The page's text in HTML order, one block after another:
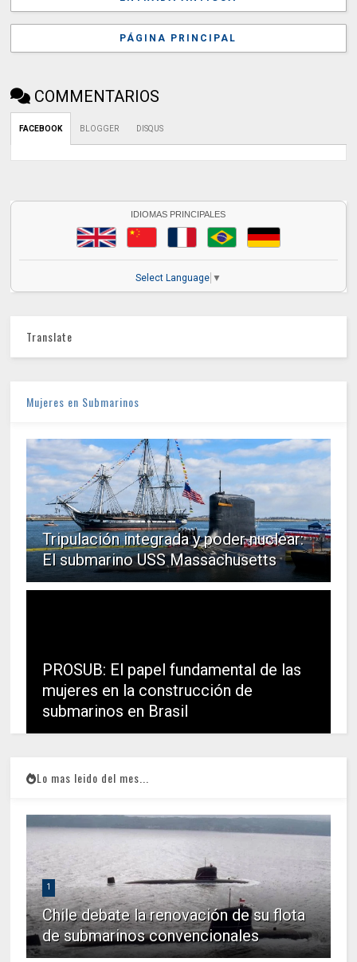
PÁGINA PRINCIPAL
COMMENTARIOS
FACEBOOK BLOGGER DISQUS
IDIOMAS PRINCIPALES
Select Language ▼
Translate
Mujeres en Submarinos
Tripulación integrada y poder nuclear:
El submarino USS Massachusetts
PROSUB: El papel fundamental de las
mujeres en la construcción de
submarinos en Brasil
Lo mas leido del mes...
1
Chile debate la renovación de su flota
de submarinos convencionales